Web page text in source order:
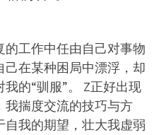
工作中任由自己对事物
在某种困局中漂浮，却
的“驯服”。 Z正好出现
揣度交流的技巧与方
我的期望，壮大我虚弱